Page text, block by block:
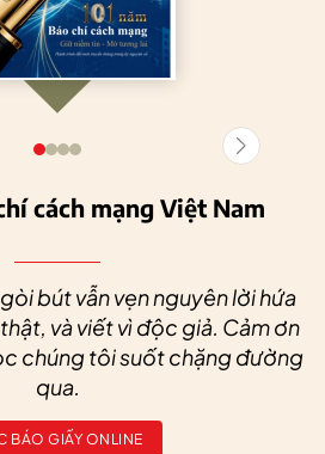
cách mạng Việt Nam
bút vẫn vẹn nguyên lời hứa
và viết vì độc giả. Cảm ơn
chúng tôi suốt chặng đường
qua.
BÁO GIẤY ONLINE